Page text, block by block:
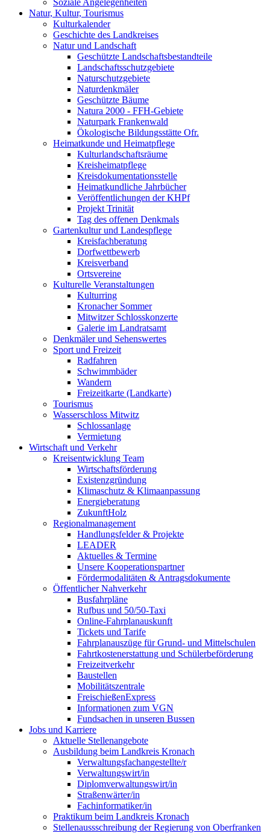
Soziale Angelegenheiten
Natur, Kultur, Tourismus
Kulturkalender
Geschichte des Landkreises
Natur und Landschaft
Geschützte Landschaftsbestandteile
Landschaftsschutzgebiete
Naturschutzgebiete
Naturdenkmäler
Geschützte Bäume
Natura 2000 - FFH-Gebiete
Naturpark Frankenwald
Ökologische Bildungsstätte Ofr.
Heimatkunde und Heimatpflege
Kulturlandschaftsräume
Kreisheimatpflege
Kreisdokumentationsstelle
Heimatkundliche Jahrbücher
Veröffentlichungen der KHPf
Projekt Trinität
Tag des offenen Denkmals
Gartenkultur und Landespflege
Kreisfachberatung
Dorfwettbewerb
Kreisverband
Ortsvereine
Kulturelle Veranstaltungen
Kulturring
Kronacher Sommer
Mitwitzer Schlosskonzerte
Galerie im Landratsamt
Denkmäler und Sehenswertes
Sport und Freizeit
Radfahren
Schwimmbäder
Wandern
Freizeitkarte (Landkarte)
Tourismus
Wasserschloss Mitwitz
Schlossanlage
Vermietung
Wirtschaft und Verkehr
Kreisentwicklung Team
Wirtschaftsförderung
Existenzgründung
Klimaschutz & Klimaanpassung
Energieberatung
ZukunftHolz
Regionalmanagement
Handlungsfelder & Projekte
LEADER
Aktuelles & Termine
Unsere Kooperationspartner
Fördermodalitäten & Antragsdokumente
Öffentlicher Nahverkehr
Busfahrpläne
Rufbus und 50/50-Taxi
Online-Fahrplanauskunft
Tickets und Tarife
Fahrplanauszüge für Grund- und Mittelschulen
Fahrtkostenerstattung und Schülerbeförderung
Freizeitverkehr
Baustellen
Mobilitätszentrale
FreischießenExpress
Informationen zum VGN
Fundsachen in unseren Bussen
Jobs und Karriere
Aktuelle Stellenangebote
Ausbildung beim Landkreis Kronach
Verwaltungsfachangestellte/r
Verwaltungswirt/in
Diplomverwaltungswirt/in
Straßenwärter/in
Fachinformatiker/in
Praktikum beim Landkreis Kronach
Stellenaussschreibung der Regierung von Oberfranken